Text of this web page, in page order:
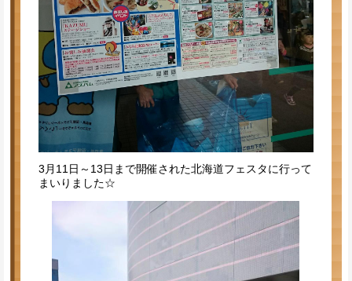
3月11日～13日まで開催された北海道フェスタに行って
まいりました☆